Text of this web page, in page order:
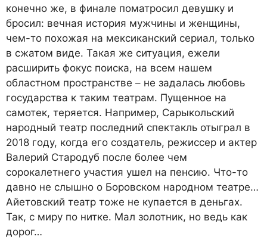
конечно же, в финале поматросил девушку и
бросил: вечная история мужчины и женщины,
чем-то похожая на мексиканский сериал, только
в сжатом виде. Такая же ситуация, ежели
расширить фокус поиска, на всем нашем
областном пространстве – не задалась любовь
государства к таким театрам. Пущенное на
самотек, теряется. Например, Сарыкольский
народный театр последний спектакль отыграл в
2018 году, когда его создатель, режиссер и актер
Валерий Стародуб после более чем
сорокалетнего участия ушел на пенсию. Что-то
давно не слышно о Боровском народном театре…
Айетовский театр тоже не купается в деньгах.
Так, с миру по нитке. Мал золотник, но ведь как
дорог…